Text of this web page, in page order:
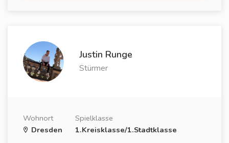
Justin Runge
Stürmer
Wohnort
Dresden
Spielklasse
1.Kreisklasse/1.Stadtklasse